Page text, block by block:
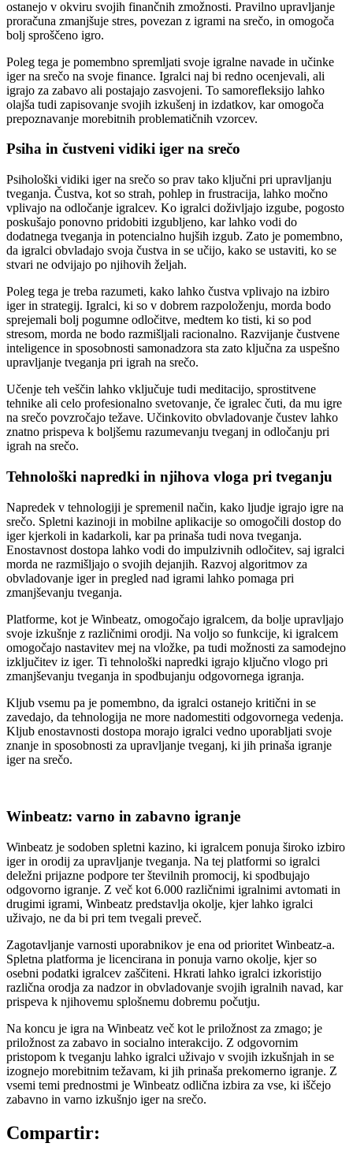
ostanejo v okviru svojih finančnih zmožnosti. Pravilno upravljanje
proračuna zmanjšuje stres, povezan z igrami na srečo, in omogoča
bolj sproščeno igro.
Poleg tega je pomembno spremljati svoje igralne navade in učinke
iger na srečo na svoje finance. Igralci naj bi redno ocenjevali, ali
igrajo za zabavo ali postajajo zasvojeni. To samorefleksijo lahko
olajša tudi zapisovanje svojih izkušenj in izdatkov, kar omogoča
prepoznavanje morebitnih problematičnih vzorcev.
Psiha in čustveni vidiki iger na srečo
Psihološki vidiki iger na srečo so prav tako ključni pri upravljanju
tveganja. Čustva, kot so strah, pohlep in frustracija, lahko močno
vplivajo na odločanje igralcev. Ko igralci doživljajo izgube, pogosto
poskušajo ponovno pridobiti izgubljeno, kar lahko vodi do
dodatnega tveganja in potencialno hujših izgub. Zato je pomembno,
da igralci obvladajo svoja čustva in se učijo, kako se ustaviti, ko se
stvari ne odvijajo po njihovih željah.
Poleg tega je treba razumeti, kako lahko čustva vplivajo na izbiro
iger in strategij. Igralci, ki so v dobrem razpoloženju, morda bodo
sprejemali bolj pogumne odločitve, medtem ko tisti, ki so pod
stresom, morda ne bodo razmišljali racionalno. Razvijanje čustvene
inteligence in sposobnosti samonadzora sta zato ključna za uspešno
upravljanje tveganja pri igrah na srečo.
Učenje teh veščin lahko vključuje tudi meditacijo, sprostitvene
tehnike ali celo profesionalno svetovanje, če igralec čuti, da mu igre
na srečo povzročajo težave. Učinkovito obvladovanje čustev lahko
znatno prispeva k boljšemu razumevanju tveganj in odločanju pri
igrah na srečo.
Tehnološki napredki in njihova vloga pri tveganju
Napredek v tehnologiji je spremenil način, kako ljudje igrajo igre na
srečo. Spletni kazinoji in mobilne aplikacije so omogočili dostop do
iger kjerkoli in kadarkoli, kar pa prinaša tudi nova tveganja.
Enostavnost dostopa lahko vodi do impulzivnih odločitev, saj igralci
morda ne razmišljajo o svojih dejanjih. Razvoj algoritmov za
obvladovanje iger in pregled nad igrami lahko pomaga pri
zmanjševanju tveganja.
Platforme, kot je Winbeatz, omogočajo igralcem, da bolje upravljajo
svoje izkušnje z različnimi orodji. Na voljo so funkcije, ki igralcem
omogočajo nastavitev mej na vložke, pa tudi možnosti za samodejno
izključitev iz iger. Ti tehnološki napredki igrajo ključno vlogo pri
zmanjševanju tveganja in spodbujanju odgovornega igranja.
Kljub vsemu pa je pomembno, da igralci ostanejo kritični in se
zavedajo, da tehnologija ne more nadomestiti odgovornega vedenja.
Kljub enostavnosti dostopa morajo igralci vedno uporabljati svoje
znanje in sposobnosti za upravljanje tveganj, ki jih prinaša igranje
iger na srečo.
Winbeatz: varno in zabavno igranje
Winbeatz je sodoben spletni kazino, ki igralcem ponuja široko izbiro
iger in orodij za upravljanje tveganja. Na tej platformi so igralci
deležni prijazne podpore ter številnih promocij, ki spodbujajo
odgovorno igranje. Z več kot 6.000 različnimi igralnimi avtomati in
drugimi igrami, Winbeatz predstavlja okolje, kjer lahko igralci
uživajo, ne da bi pri tem tvegali preveč.
Zagotavljanje varnosti uporabnikov je ena od prioritet Winbeatz-a.
Spletna platforma je licencirana in ponuja varno okolje, kjer so
osebni podatki igralcev zaščiteni. Hkrati lahko igralci izkoristijo
različna orodja za nadzor in obvladovanje svojih igralnih navad, kar
prispeva k njihovemu splošnemu dobremu počutju.
Na koncu je igra na Winbeatz več kot le priložnost za zmago; je
priložnost za zabavo in socialno interakcijo. Z odgovornim
pristopom k tveganju lahko igralci uživajo v svojih izkušnjah in se
izognejo morebitnim težavam, ki jih prinaša prekomerno igranje. Z
vsemi temi prednostmi je Winbeatz odlična izbira za vse, ki iščejo
zabavno in varno izkušnjo iger na srečo.
Compartir: